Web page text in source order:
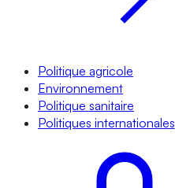
Politique agricole
Environnement
Politique sanitaire
Politiques internationales